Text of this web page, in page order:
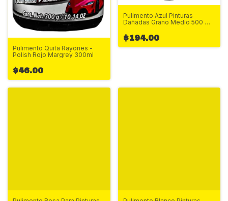
Pulimento Quita Rayones -
Polish Rojo Margrey 300ml
$46.00
Pulimento Azul Pinturas
Dañadas Grano Medio 500 Ml
$194.00